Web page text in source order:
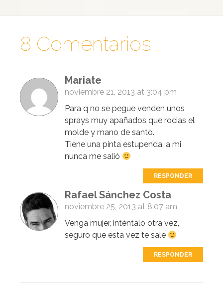
8 Comentarios
Mariate
noviembre 21, 2013 at 3:04 pm
Para q no se pegue venden unos
sprays muy apañados que rocias el
molde y mano de santo.
Tiene una pinta estupenda, a mi
nunca me salió
RESPONDER
Rafael Sánchez Costa
noviembre 25, 2013 at 8:07 am
Venga mujer, inténtalo otra vez,
seguro que esta vez te sale
RESPONDER